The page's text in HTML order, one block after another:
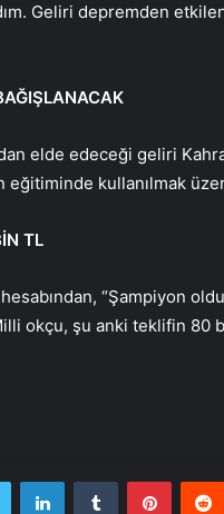
Geliri depremden
elde edeceği geliri
eğitiminde kullanılmak
TL
“Şampiyon
okçu, şu anki teklifin
Twitter LinkedInTumblr Pinterest